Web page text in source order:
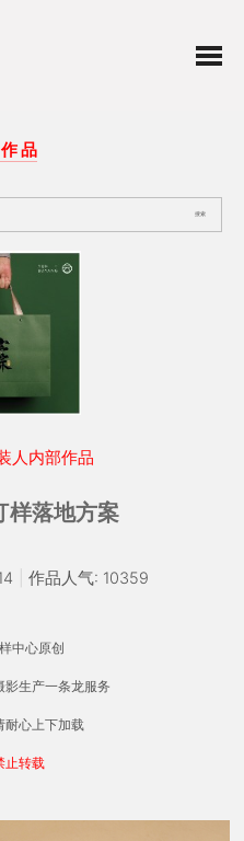
品
搜索
人内部作品
样落地方案
作品人气: 10359
中心原创
影生产一条龙服务
耐心上下加载
止转载